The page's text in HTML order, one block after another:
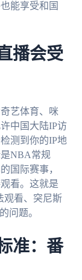
能享受和国
播会受
艺体育、咪
中国大陆IP访
测到你的IP地
NBA常规
国际赛事，
看。这就是
观看、突尼斯
问题。
准：番